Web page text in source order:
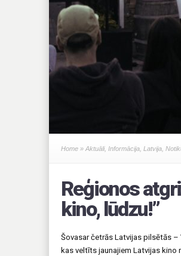
Home » Aktuāli, Informācija Latvija
Reģionos
kino, lūdzu!”
Šovasar četrās Latvijas pilsētās –
kas veltīts jaunajiem Latvijas